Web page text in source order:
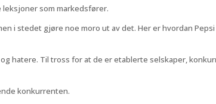
leksjoner som markedsfører.
i stedet gjøre noe moro ut av det. Her er hvordan
hatere. Til tross for at de er etablerte selskaper,
konkurrenten.